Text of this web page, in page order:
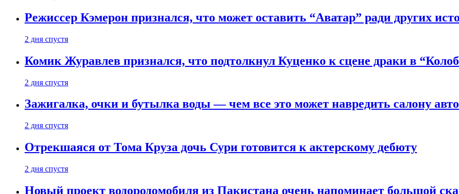
Режиссер Кэмерон признался, что может оставить “Аватар” ради других
2 дня спустя
Комик Журавлев признался, что подтолкнул Куценко к сцене драки в
2 дня спустя
Зажигалка, очки и бутылка воды — чем все это может навредить салону
2 дня спустя
Отрекшаяся от Тома Круза дочь Сури готовится к актерскому дебюту
2 дня спустя
Новый проект водородомобиля из Пакистана очень напоминает большой